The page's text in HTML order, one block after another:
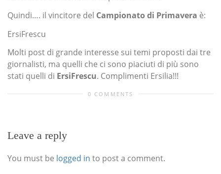
Quindi…. il vincitore del Campionato di Primavera è:
ErsiFrescu
Molti post di grande interesse sui temi proposti dai tre
giornalisti, ma quelli che ci sono piaciuti di più sono
stati quelli di ErsiFrescu. Complimenti Ersilia!!!
0 COMMENTS
Leave a reply
You must be logged in to post a comment.